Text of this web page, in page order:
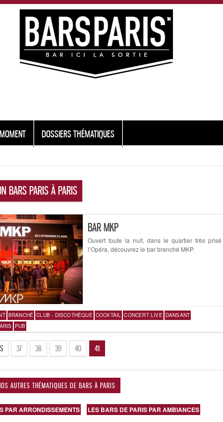
DOSSIERS THÉMATIQUES
BARS PARIS À PARIS
BAR MKP
Ouvert toute la nuit, dans le quartier très
l’Opéra, découvrez le bar branché MKP.
BRANCHÉ CLUB - DISCOTHÈQUE COCKTAIL CONCERT LIVE DANSANT
PUB
37 38 39 40 41
AUTRES THÉMATIQUES DE BARS À PARIS
PAR ARRONDISSEMENTS LES BARS DE PARIS PAR AMBIANCES